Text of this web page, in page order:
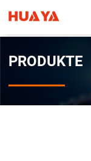
PRODUKTE